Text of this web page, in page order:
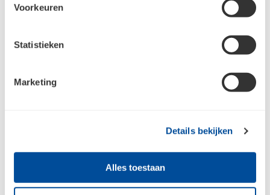
Voorkeuren
Statistieken
Marketing
Details bekijken
Alles toestaan
Ø102 mm L=1,5 m
geluidsarm kunststof
Nedco Afvoerslang
Nedco Bijenbekje RVS 50